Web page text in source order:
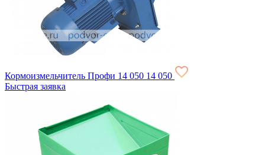
Кормоизмельчитель Профи 14 050 14 050
Быстрая заявка